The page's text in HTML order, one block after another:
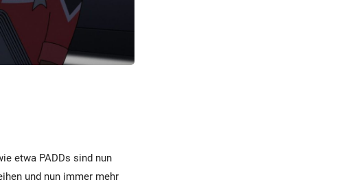
etwa PADDs sind nun
und nun immer mehr